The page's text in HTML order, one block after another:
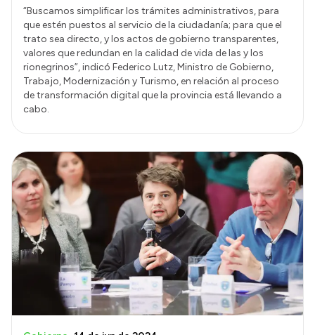
“Buscamos simplificar los trámites administrativos, para
que estén puestos al servicio de la ciudadanía; para que el
trato sea directo, y los actos de gobierno transparentes,
valores que redundan en la calidad de vida de las y los
rionegrinos”, indicó Federico Lutz, Ministro de Gobierno,
Trabajo, Modernización y Turismo, en relación al proceso
de transformación digital que la provincia está llevando a
cabo.